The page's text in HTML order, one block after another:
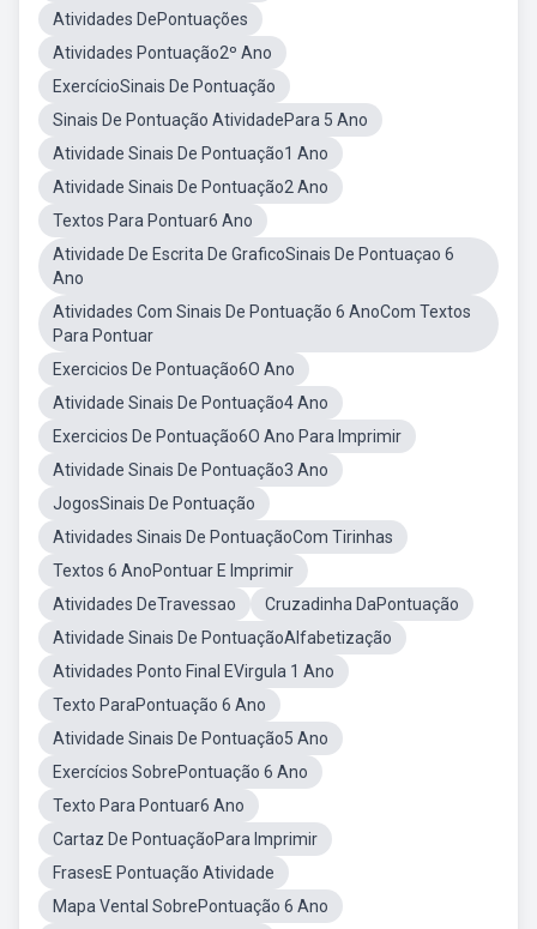
Atividades DePontuações
Atividades Pontuação2º Ano
ExercícioSinais De Pontuação
Sinais De Pontuação AtividadePara 5 Ano
Atividade Sinais De Pontuação1 Ano
Atividade Sinais De Pontuação2 Ano
Textos Para Pontuar6 Ano
Atividade De Escrita De GraficoSinais De Pontuaçao 6
Ano
Atividades Com Sinais De Pontuação 6 AnoCom Textos
Para Pontuar
Exercicios De Pontuação6O Ano
Atividade Sinais De Pontuação4 Ano
Exercicios De Pontuação6O Ano Para Imprimir
Atividade Sinais De Pontuação3 Ano
JogosSinais De Pontuação
Atividades Sinais De PontuaçãoCom Tirinhas
Textos 6 AnoPontuar E Imprimir
Atividades DeTravessao
Cruzadinha DaPontuação
Atividade Sinais De PontuaçãoAlfabetização
Atividades Ponto Final EVirgula 1 Ano
Texto ParaPontuação 6 Ano
Atividade Sinais De Pontuação5 Ano
Exercícios SobrePontuação 6 Ano
Texto Para Pontuar6 Ano
Cartaz De PontuaçãoPara Imprimir
FrasesE Pontuação Atividade
Mapa Vental SobrePontuação 6 Ano